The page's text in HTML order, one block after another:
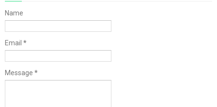
Name
Email *
Message *